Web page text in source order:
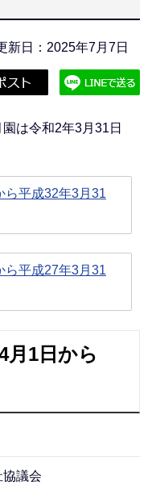
新日：2025年7月7日
は令和2年3月31日
ら平成32年3月31
ら平成27年3月31
月1日から
議会